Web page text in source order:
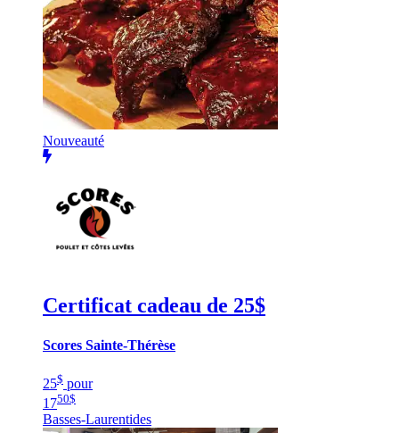
Nouveauté
Certificat cadeau de 25$
Scores Sainte-Thérèse
25$ pour
1750$
Basses-Laurentides